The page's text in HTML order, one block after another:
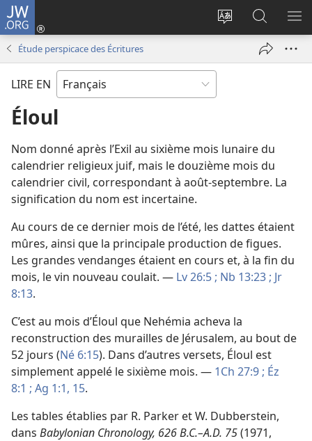
JW.ORG
Changer
langue
Se
connecter
nouvelle
sur
JW.ORG
Étude perspicace des Écritures
LIRE EN
Éloul
Nom donné après l’Exil au sixième mois lunaire du
calendrier religieux juif, mais le douzième mois du
calendrier civil, correspondant à août-septembre. La
signification du nom est incertaine.
Au cours de ce dernier mois de l’été, les dattes étaient
mûres, ainsi que la principale production de figues.
Les grandes vendanges étaient en cours et, à la fin du
mois, le vin nouveau coulait. — Lv 26:5 ; Nb 13:23 ; Jr
8:13.
C’est au mois d’Éloul que Nehémia acheva la
reconstruction des murailles de Jérusalem, au bout de
52 jours (Né 6:15). Dans d’autres versets, Éloul est
simplement appelé le sixième mois. — 1Ch 27:9 ; Éz
8:1 ; Ag 1:1, 15.
Les tables établies par R. Parker et W. Dubberstein,
dans Babylonian Chronology, 626 B.C.–A.D. 75(1971,